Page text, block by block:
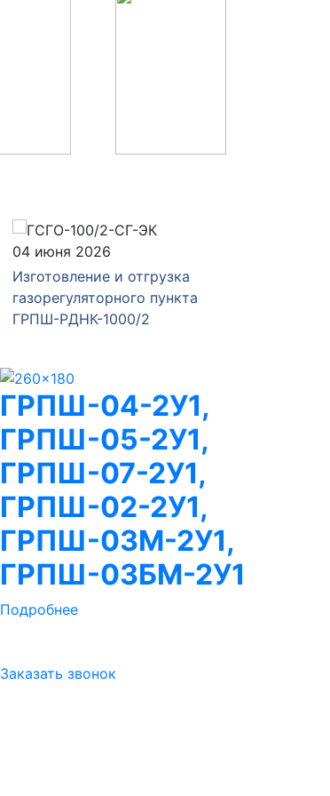
04 июня 2026
Изготовление и отгрузка
газорегуляторного пункта
ГРПШ-РДНК-1000/2
ГРПШ-04-2У1,
ГРПШ-05-2У1,
ГРПШ-07-2У1,
ГРПШ-02-2У1,
ГРПШ-03М-2У1,
ГРПШ-03БМ-2У1
Подробнее
Заказать звонок